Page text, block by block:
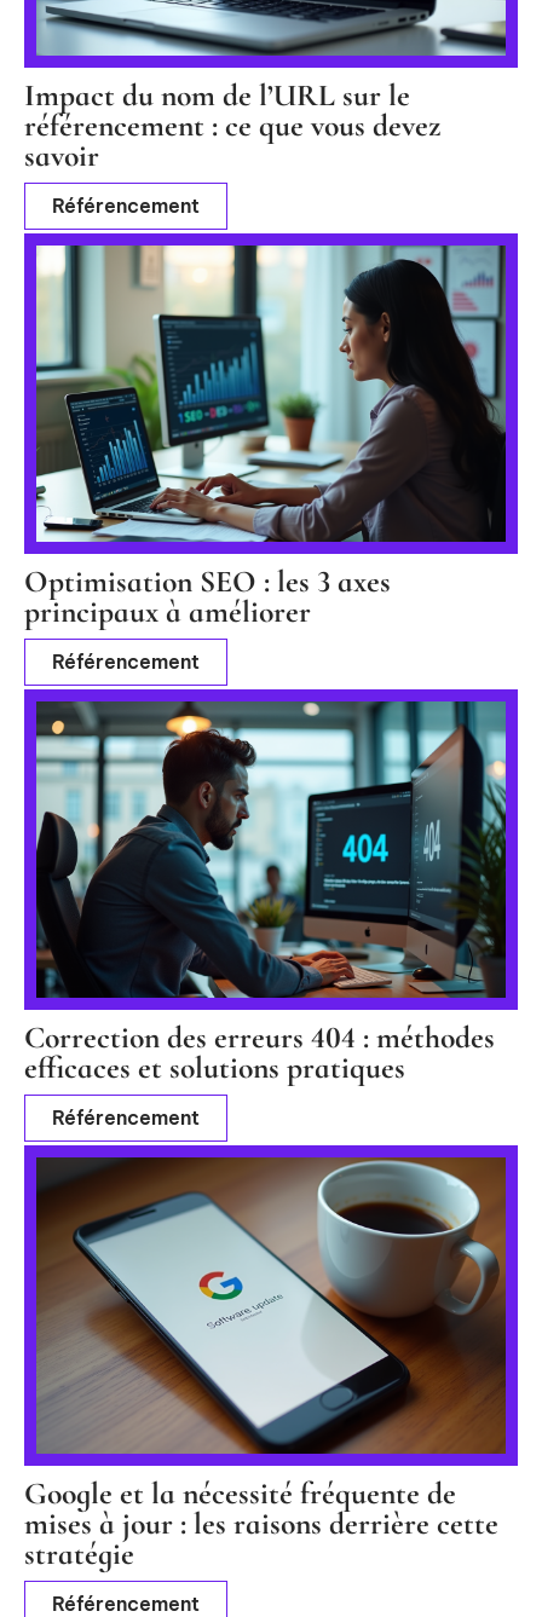
Impact du nom de l’URL sur le
référencement : ce que vous devez
savoir
Référencement
Optimisation SEO : les 3 axes
principaux à améliorer
Référencement
Correction des erreurs 404 : méthodes
efficaces et solutions pratiques
Référencement
Google et la nécessité fréquente de
mises à jour : les raisons derrière cette
stratégie
Référencement